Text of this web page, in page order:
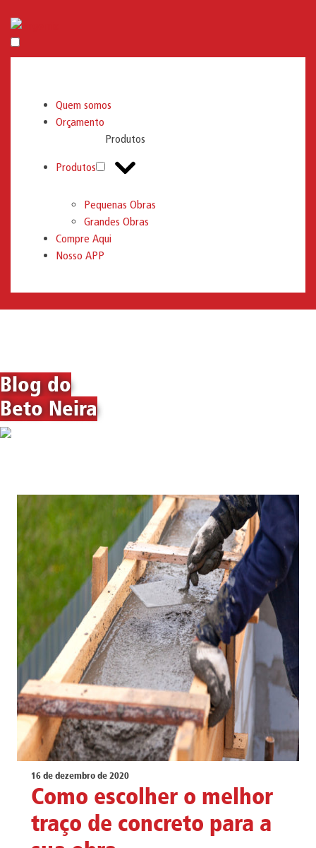
Engemix
Quem somos
Orçamento
Produtos
Produtos
Pequenas Obras
Grandes Obras
Compre Aqui
Nosso APP
Blog do
Beto Neira
16 de dezembro de 2020
Como escolher o melhor
traço de concreto para a